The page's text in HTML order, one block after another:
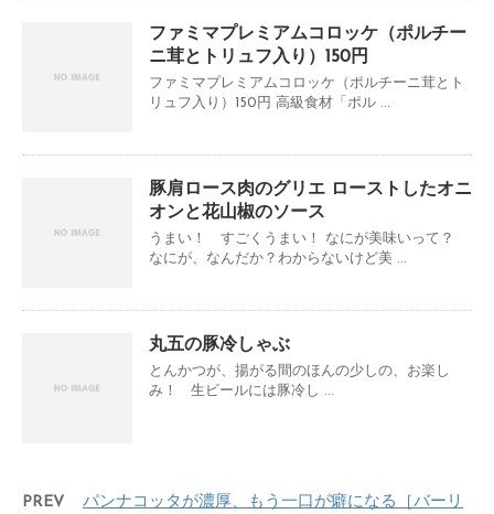
ファミマプレミアムコロッケ（ポルチー
ニ茸とトリュフ入り）150円
ファミマプレミアムコロッケ（ポルチーニ茸とト
リュフ入り）150円 高級食材「ポル ...
豚肩ロース肉のグリエ ローストしたオニ
オンと花山椒のソース
うまい！ すごくうまい！ なにが美味いって？
なにが、なんだか？わからないけど美 ...
丸五の豚冷しゃぶ
とんかつが、揚がる間のほんの少しの、お楽し
み！ 生ビールには豚冷し ...
PREV パンナコッタが濃厚、もう一口が癖になる［バーリ